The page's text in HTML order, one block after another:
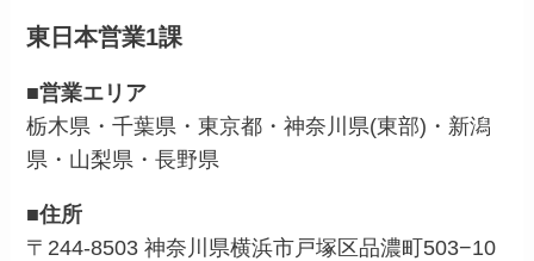
東日本営業1課
■営業エリア
栃木県・千葉県・東京都・神奈川県(東部)・新潟
県・山梨県・長野県
■住所
〒244-8503 神奈川県横浜市戸塚区品濃町503−10